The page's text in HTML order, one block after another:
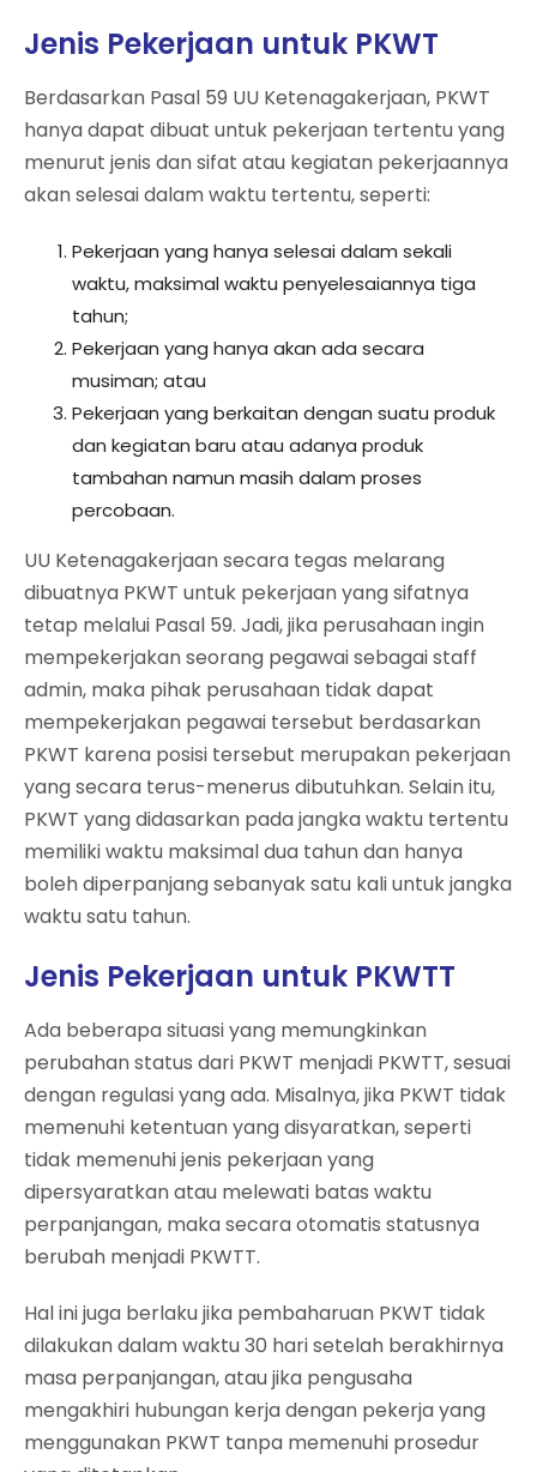
Jenis Pekerjaan untuk PKWT
Berdasarkan Pasal 59 UU Ketenagakerjaan, PKWT
hanya dapat dibuat untuk pekerjaan tertentu yang
menurut jenis dan sifat atau kegiatan pekerjaannya
akan selesai dalam waktu tertentu, seperti:
Pekerjaan yang hanya selesai dalam sekali
waktu, maksimal waktu penyelesaiannya tiga
tahun;
Pekerjaan yang hanya akan ada secara
musiman; atau
Pekerjaan yang berkaitan dengan suatu produk
dan kegiatan baru atau adanya produk
tambahan namun masih dalam proses
percobaan.
UU Ketenagakerjaan secara tegas melarang
dibuatnya PKWT untuk pekerjaan yang sifatnya
tetap melalui Pasal 59. Jadi, jika perusahaan ingin
mempekerjakan seorang pegawai sebagai staff
admin, maka pihak perusahaan tidak dapat
mempekerjakan pegawai tersebut berdasarkan
PKWT karena posisi tersebut merupakan pekerjaan
yang secara terus-menerus dibutuhkan. Selain itu,
PKWT yang didasarkan pada jangka waktu tertentu
memiliki waktu maksimal dua tahun dan hanya
boleh diperpanjang sebanyak satu kali untuk jangka
waktu satu tahun.
Jenis Pekerjaan untuk PKWTT
Ada beberapa situasi yang memungkinkan
perubahan status dari PKWT menjadi PKWTT, sesuai
dengan regulasi yang ada. Misalnya, jika PKWT tidak
memenuhi ketentuan yang disyaratkan, seperti
tidak memenuhi jenis pekerjaan yang
dipersyaratkan atau melewati batas waktu
perpanjangan, maka secara otomatis statusnya
berubah menjadi PKWTT.
Hal ini juga berlaku jika pembaharuan PKWT tidak
dilakukan dalam waktu 30 hari setelah berakhirnya
masa perpanjangan, atau jika pengusaha
mengakhiri hubungan kerja dengan pekerja yang
menggunakan PKWT tanpa memenuhi prosedur